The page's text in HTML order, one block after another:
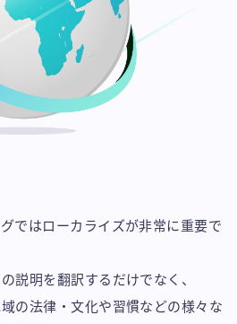
ではローカライズが非常に重要で
説明を翻訳するだけでなく、
の法律・文化や習慣などの様々な